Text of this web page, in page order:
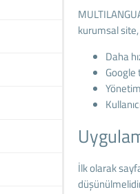
kurumsal
Daha
Google
İlk olarak